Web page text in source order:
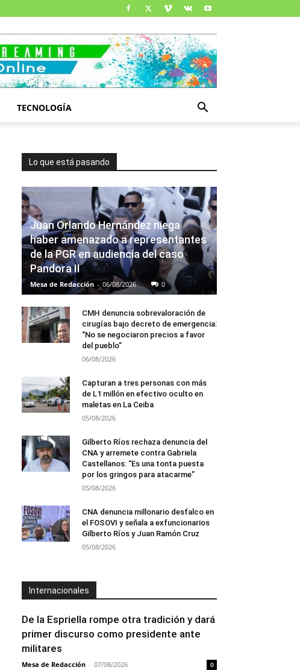
TECNOLOGÍA
Lo que está pasando
Juan Orlando Hernández niega
haber amenazado a representantes
de la PGR en audiencia del caso
Pandora II
Mesa de Redacción - 06/08/2026 0
CMH denuncia sobrevaloración de
cirugías bajo decreto de emergencia:
“No se negociaron precios a favor
del pueblo”
06/08/2026
Capturan a tres personas con más
de L1 millón en efectivo oculto en
maletas en La Ceiba
05/08/2026
Gilberto Ríos rechaza denuncia del
CNA y arremete contra Gabriela
Castellanos: “Es una tonta puesta
por los gringos para atacarme”
05/08/2026
CNA denuncia millonario desfalco en
el FOSOVI y señala a exfuncionarios
Gilberto Ríos y Juan Ramón Cruz
05/08/2026
Internacionales
De la Espriella rompe otra tradición y dará
primer discurso como presidente ante
militares
Mesa de Redacción - 07/08/2026 0